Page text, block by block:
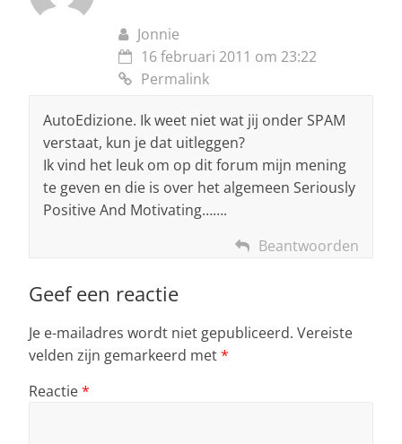
Jonnie
16 februari 2011 om 23:22
Permalink
AutoEdizione. Ik weet niet wat jij onder SPAM
verstaat, kun je dat uitleggen?
Ik vind het leuk om op dit forum mijn mening
te geven en die is over het algemeen Seriously
Positive And Motivating…….
Beantwoorden
Geef een reactie
Je e-mailadres wordt niet gepubliceerd. Vereiste
velden zijn gemarkeerd met*
Reactie*